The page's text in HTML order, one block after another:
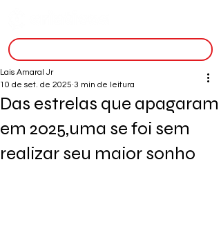
Das estrelas que apagaram
em 2025,uma se foi sem
realizar seu maior sonho
Lais Amaral Jr
10 de set. de 2025 3 min de leitura